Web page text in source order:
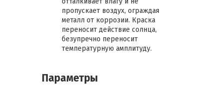
пропускает воздух, ограждая
металл от коррозии. Краска
переносит действие солнца,
безупречно переносит
температурную амплитуду.
Параметры